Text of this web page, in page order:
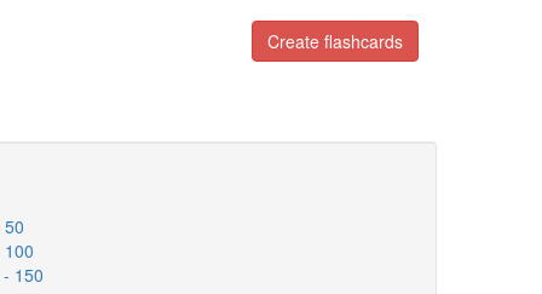
Create flashcards
150